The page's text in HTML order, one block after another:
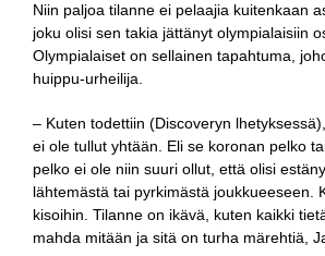
Niin paljoa tilanne ei pelaajia kuitenkaan
joku olisi sen takia jättänyt olympialaisiin
Olympialaiset on sellainen tapahtuma,
huippu-urheilija.
– Kuten todettiin (Discoveryn
ei ole tullut yhtään. Eli se koronan pelko
pelko ei ole niin suuri ollut, että olisi
lähtemästä tai pyrkimästä joukkueeseen.
kisoihin. Tilanne on ikävä, kuten kaikki
mahda mitään ja sitä on turha märehtiä,